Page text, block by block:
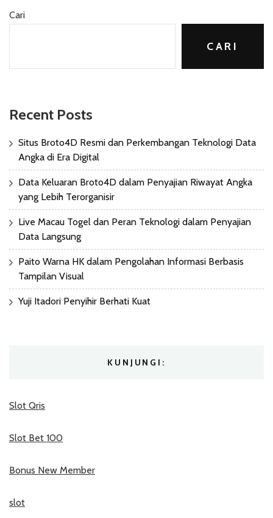
Cari
CARI
Recent Posts
Situs Broto4D Resmi dan Perkembangan Teknologi Data
Angka di Era Digital
Data Keluaran Broto4D dalam Penyajian Riwayat Angka
yang Lebih Terorganisir
Live Macau Togel dan Peran Teknologi dalam Penyajian
Data Langsung
Paito Warna HK dalam Pengolahan Informasi Berbasis
Tampilan Visual
Yuji Itadori Penyihir Berhati Kuat
KUNJUNGI:
Slot Qris
Slot Bet 100
Bonus New Member
slot